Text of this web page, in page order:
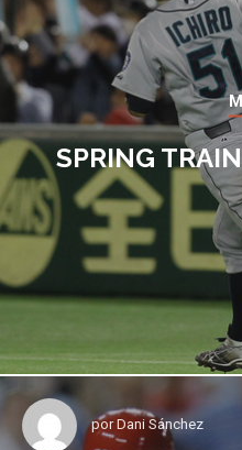
SPRING
porDani Sánchez